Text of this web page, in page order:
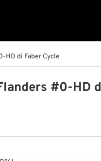
HD di Faber Cycle
#0-HD